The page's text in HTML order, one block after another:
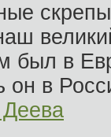
был в
он в